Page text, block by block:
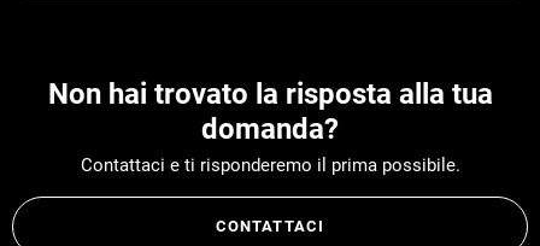
Non hai trovato la risposta alla tua
domanda?
Contattaci e ti risponderemo il prima possibile.
CONTATTACI